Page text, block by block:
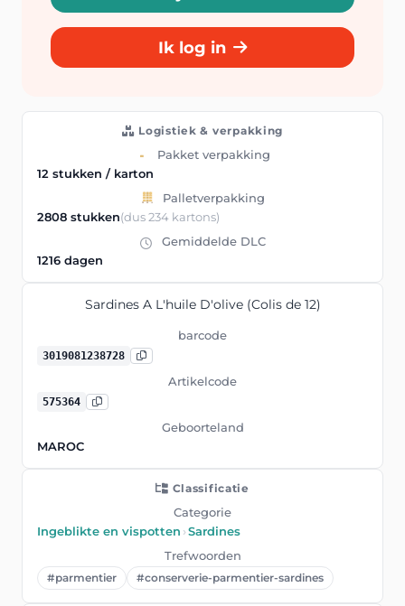
Ik log in
Logistiek & verpakking
Pakket verpakking
12 stukken / karton
Palletverpakking
2808 stukken(dus 234 kartons)
Gemiddelde DLC
1216 dagen
Sardines A L'huile D'olive (Colis de 12)
barcode
3019081238728
Artikelcode
575364
Geboorteland
MAROC
Classificatie
Categorie
Ingeblikte en vispotten ›Sardines
Trefwoorden
#parmentier #conserverie-parmentier-sardines